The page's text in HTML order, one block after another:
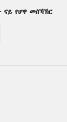
ናይ የሆዋ መሰኻኽር